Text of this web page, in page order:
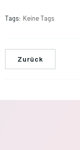
Tags: Keine Tags
Zurück